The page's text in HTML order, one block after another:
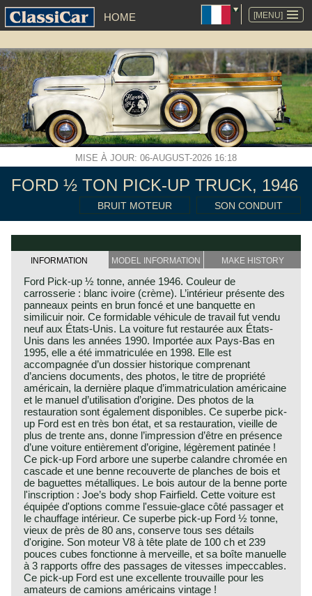
[MENU]
HOME
ALLER
AU
CONTENU
MISE À JOUR: 06-AUGUST-2026 16:18
FORD ½ TON PICK-UP TRUCK, 1946
BRUIT MOTEUR SON CONDUIT
INFORMATION MODEL INFORMATION MAKE HISTORY
Ford Pick-up ½ tonne, année 1946. Couleur de
carrosserie : blanc ivoire (crème). L’intérieur présente des
panneaux peints en brun foncé et une banquette en
similicuir noir. Ce formidable véhicule de travail fut vendu
neuf aux États-Unis. La voiture fut restaurée aux États-
Unis dans les années 1990. Importée aux Pays-Bas en
1995, elle a été immatriculée en 1998. Elle est
accompagnée d’un dossier historique comprenant
d’anciens documents, des photos, le titre de propriété
américain, la dernière plaque d’immatriculation américaine
et le manuel d’utilisation d’origine. Des photos de la
restauration sont également disponibles. Ce superbe pick-
up Ford est en très bon état, et sa restauration, vieille de
plus de trente ans, donne l’impression d’être en présence
d’une voiture entièrement d’origine, légèrement patinée !
Ce pick-up Ford arbore une superbe calandre chromée en
cascade et une benne recouverte de planches de bois et
de baguettes métalliques. Le bois autour de la benne porte
l'inscription : Joe’s body shop Fairfield. Cette voiture est
équipée d'options comme l'essuie-glace côté passager et
le chauffage intérieur. Ce superbe pick-up Ford ½ tonne,
vieux de près de 80 ans, conserve tous ses détails
d'origine. Son moteur V8 à tête plate de 100 ch et 239
pouces cubes fonctionne à merveille, et sa boîte manuelle
à 3 rapports offre des passages de vitesses impeccables.
Ce pick-up Ford est une excellente trouvaille pour les
amateurs de camions américains vintage !